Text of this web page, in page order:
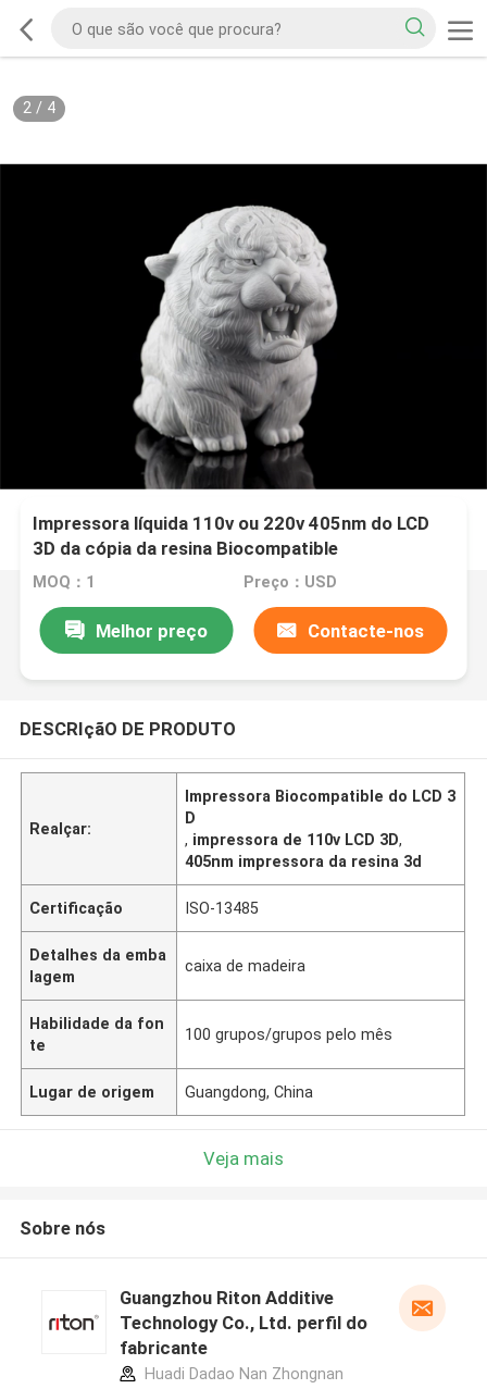
2/ 4
Impressora líquida 110v ou 220v 405nm do LCD
3D da cópia da resina Biocompatible
MOQ：1 Preço：USD
Melhor preço Contacte-nos
DESCRIçãO DE PRODUTO
Realçar:
Impressora Biocompatible do LCD 3
D
, impressora de 110v LCD 3D,
405nm impressora da resina 3d
Certificação ISO-13485
Detalhes da emba
lagem
caixa de madeira
Habilidade da fon
te
100 grupos/grupos pelo mês
Lugar de origem Guangdong, China
Veja mais
Sobre nós
Guangzhou Riton Additive
Technology Co., Ltd. perfil do
fabricante
Huadi Dadao Nan Zhongnan